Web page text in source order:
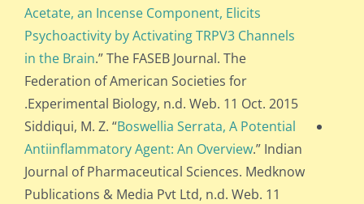
Acetate, an Incense Component, Elicits
Psychoactivity by Activating TRPV3 Channels
in the Brain.” The FASEB Journal. The
Federation of American Societies for
Experimental Biology, n.d. Web. 11 Oct. 2015.
Siddiqui, M. Z. “Boswellia Serrata, A Potential
Antiinflammatory Agent: An Overview.” Indian
Journal of Pharmaceutical Sciences. Medknow
Publications & Media Pvt Ltd, n.d. Web. 11